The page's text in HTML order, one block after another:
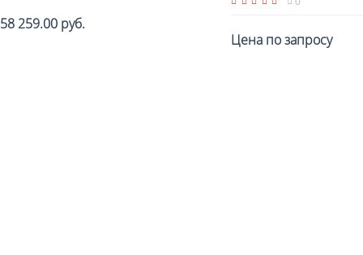
58 259.00 руб.
Цена по запросу